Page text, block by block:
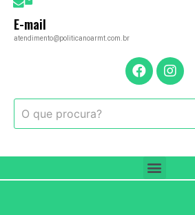
E-mail
atendimento@politicanoarmt.com.br